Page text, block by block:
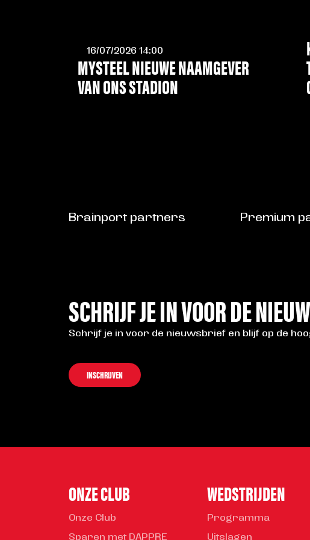
16/07/2026 14:00
MYSTEEL NIEUWE NAAMGEVER
VAN ONS STADION
Brainport partners Premium
SCHRIJF JE IN VOOR DE
Schrijf je in voor de nieuwsbrief en blijf op de
INSCHRIJVEN
ONZE CLUB
Onze Club
Sparen met DAPPRE
WEDSTRIJDEN
Programma
Uitslagen